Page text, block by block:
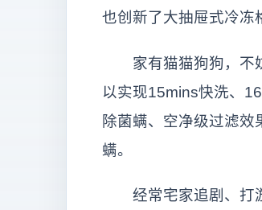
也创新了大抽屉式冷冻
家有猫猫狗狗，不妨
以实现15mins快洗、
除菌螨、空净级过滤
螨。
经常宅家追剧、打